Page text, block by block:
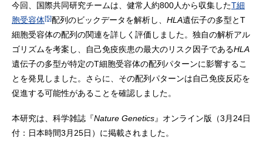
今回、国際共同研究チームは、健常人約800人から収集したT細
胞受容体[5]配列のビックデータを解析し、 HLA遺伝子の多型とT
細胞受容体の配列の関連を詳しく評価しました。独自の解析アル
ゴリズムを考案し、自己免疫疾患の最大のリスク因子であるHLA
遺伝子の多型が特定のT細胞受容体の配列パターンに影響するこ
とを発見しました。さらに、その配列パターンは自己免疫反応を
促進する可能性があることを確認しました。
本研究は、科学雑誌『Nature Genetics』オンライン版（3月24日
付：日本時間3月25日）に掲載されました。